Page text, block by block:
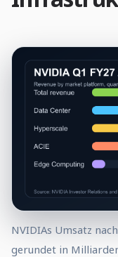
NVIDIAs Umsatz
gerundet in